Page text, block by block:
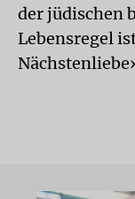
der jüdischen
Lebensregel